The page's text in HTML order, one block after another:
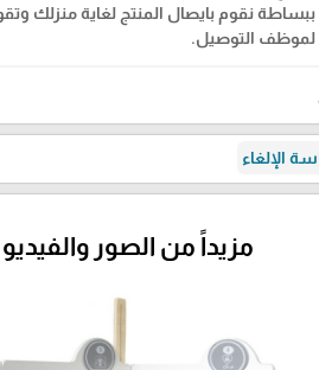
ببساطة نقوم بايصال المنتج لغاية منزلك
لموظف التوصيل.
الإلغاء
مزيداً من الصور والفيديو